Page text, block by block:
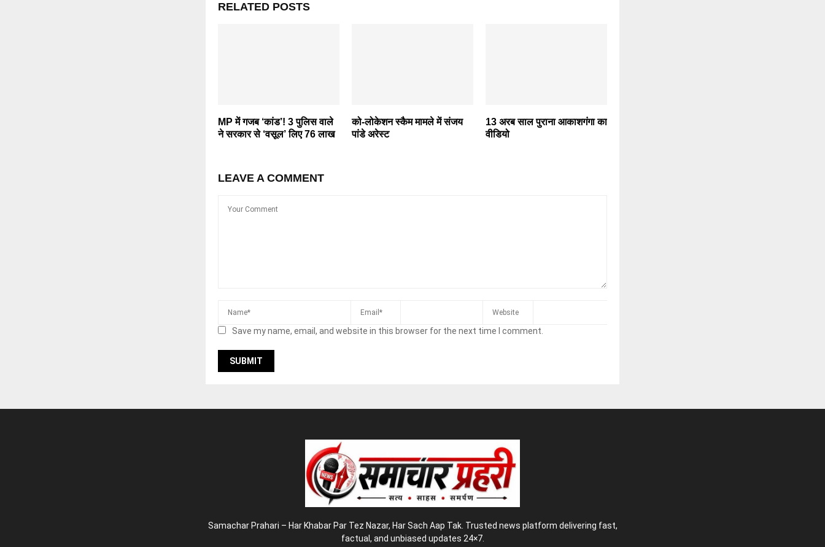
RELATED POSTS
MP में गजब ‘कांड’! 3 पुलिस वाले
ने सरकार से ‘वसूल’ लिए 76 लाख
को-लोकेशन स्कैम मामले में संजय
पांडे अरेस्ट
13 अरब साल पुराना आकाशगंगा का
वीडियो
LEAVE A COMMENT
Save my name, email, and website in this browser for the next time I comment.
Samachar Prahari – Har Khabar Par Tez Nazar, Har Sach Aap Tak. Trusted news platform delivering fast,
factual, and unbiased updates 24×7.